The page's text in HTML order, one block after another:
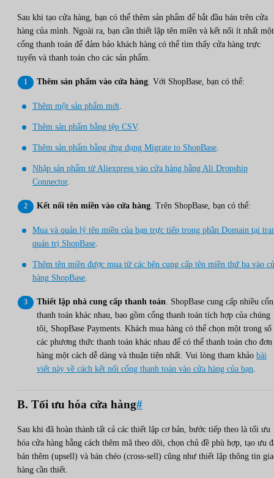
Sau khi tạo cửa hàng, bạn có thể thêm sản phẩm để bắt đầu bán trên cửa
hàng của mình. Ngoài ra, bạn cần thiết lập tên miền và kết nối ít nhất một
cổng thanh toán để đảm bảo khách hàng có thể tìm thấy cửa hàng trực
tuyến và thanh toán cho các sản phẩm.
Thêm sản phẩm vào cửa hàng. Với ShopBase, bạn có thể:
Thêm một sản phẩm mới
Thêm sản phẩm bằng tệp CSV.
Thêm sản phẩm bằng ứng dụng Migrate to ShopBase
Nhập sản phẩm từ Aliexpress vào cửa hàng bằng Ali Dropship
Connector.
Kết nối tên miền vào cửa hàng. Trên ShopBase, bạn có thể:
Mua và quản lý tên miền của bạn trực tiếp trong phần Domain tại
quản trị ShopBase
Thêm tên miền được mua từ các bên cung cấp tên miền thứ ba vào
hàng ShopBase
Thiết lập nhà cung cấp thanh toán. ShopBase cung cấp nhiều
thanh toán khác nhau, bao gồm cổng thanh toán tích hợp của chúng
tôi, ShopBase Payments. Khách mua hàng có thể chọn một trong số
các phương thức thanh toán khác nhau để có thể thanh toán cho đơn
hàng một cách dễ dàng và thuận tiện nhất. Vui lòng tham khảo bài
viết này về cách kết nối cổng thanh toán vào cửa hàng của bạn.
B. Tối ưu hóa cửa hàng#
Sau khi đã hoàn thành tất cả các thiết lập cơ bản, bước tiếp theo là tối ưu
hóa cửa hàng bằng cách thêm mã theo dõi, chọn chủ đề phù hợp, tạo ưu
bán thêm (upsell) và bán chéo (cross-sell) cũng như thiết lập thông tin
hàng cần thiết.